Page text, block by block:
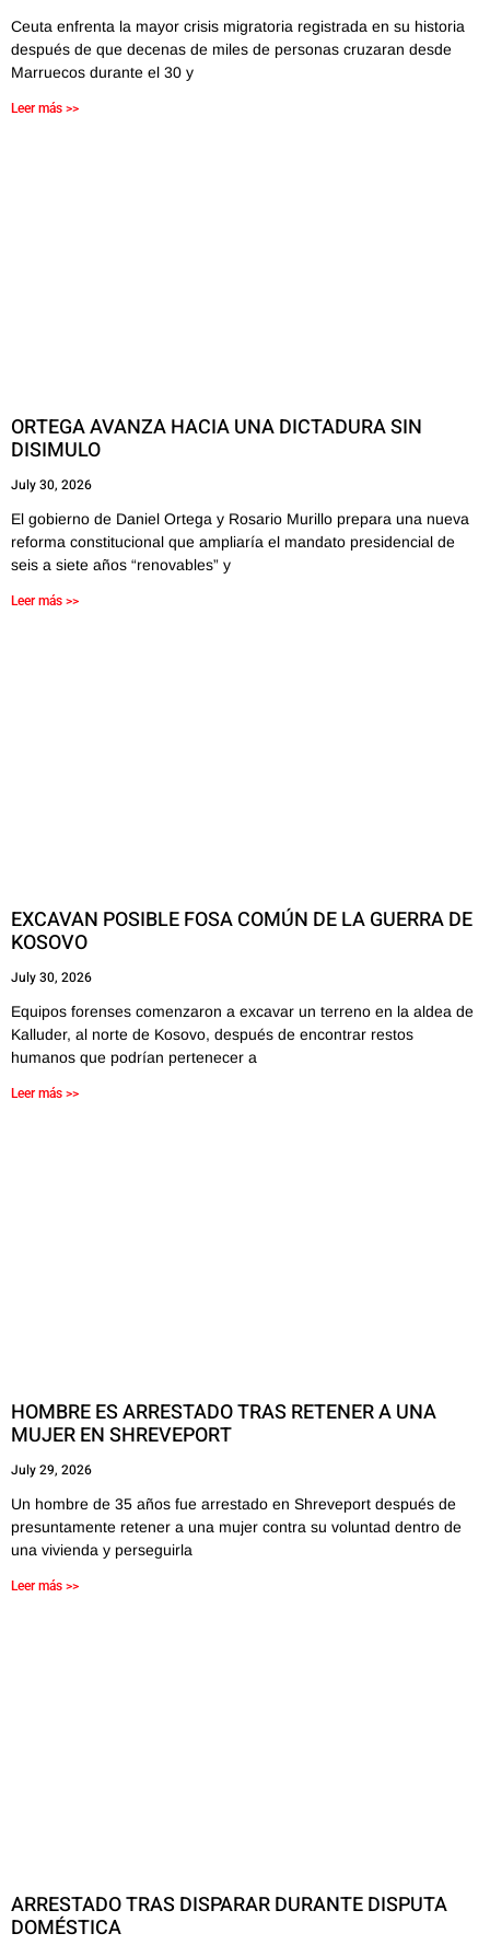
Ceuta enfrenta la mayor crisis migratoria registrada en su historia
después de que decenas de miles de personas cruzaran desde
Marruecos durante el 30 y
Leer más >>
ORTEGA AVANZA HACIA UNA DICTADURA SIN
DISIMULO
July 30, 2026
El gobierno de Daniel Ortega y Rosario Murillo prepara una nueva
reforma constitucional que ampliaría el mandato presidencial de
seis a siete años “renovables” y
Leer más >>
EXCAVAN POSIBLE FOSA COMÚN DE LA GUERRA DE
KOSOVO
July 30, 2026
Equipos forenses comenzaron a excavar un terreno en la aldea de
Kalluder, al norte de Kosovo, después de encontrar restos
humanos que podrían pertenecer a
Leer más >>
HOMBRE ES ARRESTADO TRAS RETENER A UNA
MUJER EN SHREVEPORT
July 29, 2026
Un hombre de 35 años fue arrestado en Shreveport después de
presuntamente retener a una mujer contra su voluntad dentro de
una vivienda y perseguirla
Leer más >>
ARRESTADO TRAS DISPARAR DURANTE DISPUTA
DOMÉSTICA